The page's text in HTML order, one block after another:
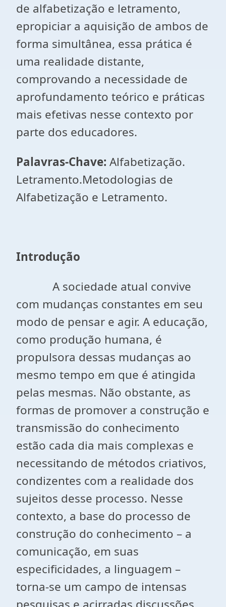
de alfabetização e letramento,
epropiciar a aquisição de ambos de
forma simultânea, essa prática é
uma realidade distante,
comprovando a necessidade de
aprofundamento teórico e práticas
mais efetivas nesse contexto por
parte dos educadores.
Palavras-Chave: Alfabetização.
Letramento.Metodologias de
Alfabetização e Letramento.
Introdução
A sociedade atual convive
com mudanças constantes em seu
modo de pensar e agir. A educação,
como produção humana, é
propulsora dessas mudanças ao
mesmo tempo em que é atingida
pelas mesmas. Não obstante, as
formas de promover a construção e
transmissão do conhecimento
estão cada dia mais complexas e
necessitando de métodos criativos,
condizentes com a realidade dos
sujeitos desse processo. Nesse
contexto, a base do processo de
construção do conhecimento – a
comunicação, em suas
especificidades, a linguagem –
torna-se um campo de intensas